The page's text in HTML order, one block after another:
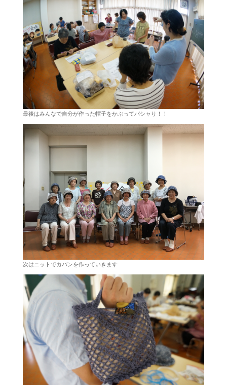
最後はみんなで自分が作った帽子をかぶってパシャり！！
次はニットでカバンを作っていきます